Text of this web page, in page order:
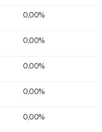
0,00%
0,00%
0,00%
0,00%
0,00%